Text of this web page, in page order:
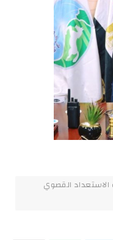
الاستعداد القصوي